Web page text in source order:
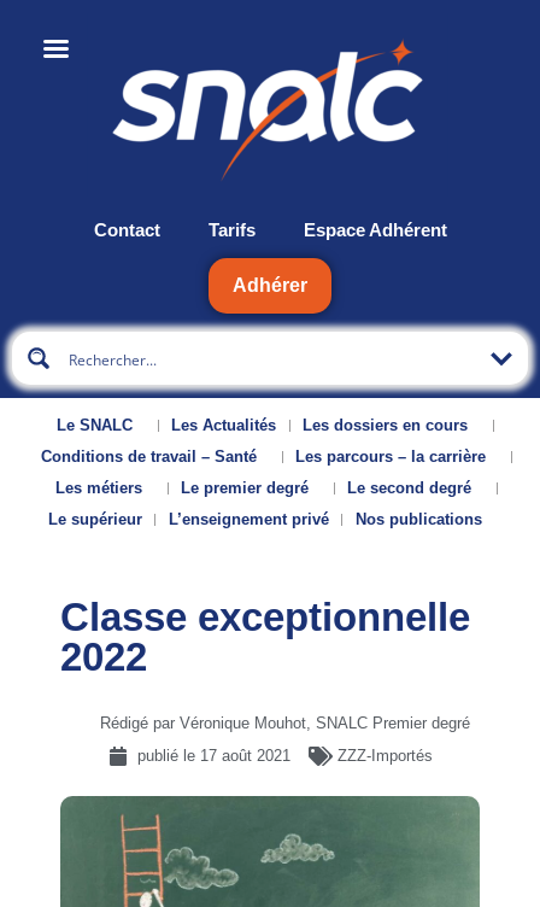
Contact Tarifs Espace Adhérent
Adhérer
Le SNALC Les Actualités
Les dossiers en cours
Conditions de travail – Santé
Les parcours – la carrière
Les métiers
Le premier degré
Le second degré
Le supérieur
L’enseignement privé Nos publications
Classe exceptionnelle
2022
Rédigé par Véronique Mouhot, SNALC Premier degré
publié le 17 août 2021 ZZZ-Importés